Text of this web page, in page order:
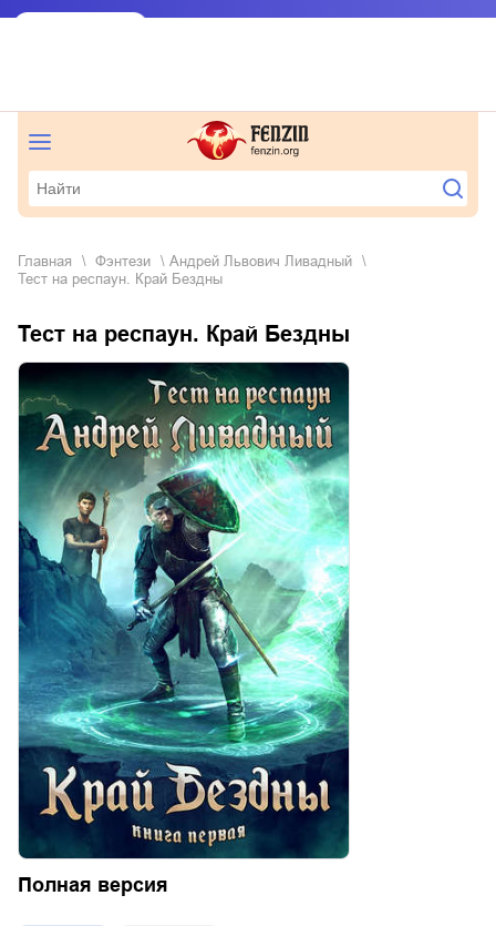
Главная фэнтези
Андрей Львович Ливадный
Тест на респаун. Край Бездны
Тест на респаун. Край Бездны
Полная версия